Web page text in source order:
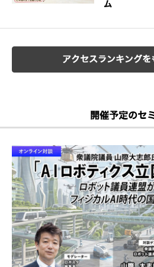
ム
アクセスランキングを
開催予定のセ